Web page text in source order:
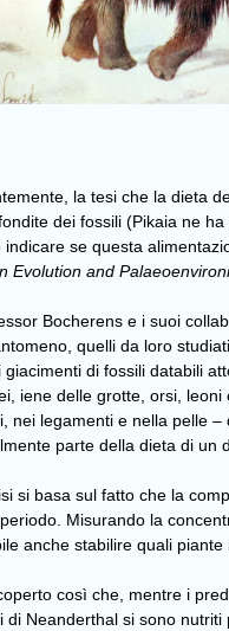
la tesi che la dieta
dei fossili (Pikaia ne ha
indicare se questa
Evolution and
Bocherens e i suoi
quelli da loro
giacimenti di fossili databili
iene delle grotte, orsi,
nei legamenti e nella pelle
parte della dieta di un
si basa sul fatto che la
Misurando la
anche stabilire quali
così che, mentre i
di Neanderthal si sono